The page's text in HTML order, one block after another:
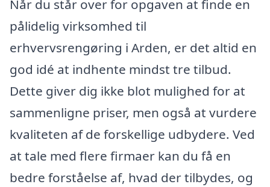
Når du står over for opgaven at finde en
pålidelig virksomhed til
erhvervsrengøring i Arden, er det altid en
god idé at indhente mindst tre tilbud.
Dette giver dig ikke blot mulighed for at
sammenligne priser, men også at vurdere
kvaliteten af de forskellige udbydere. Ved
at tale med flere firmaer kan du få en
bedre forståelse af, hvad der tilbydes, og